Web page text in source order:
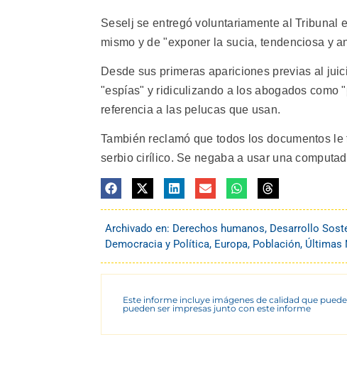
Seselj se entregó voluntariamente al Tribunal
mismo y de "exponer la sucia, tendenciosa y
Desde sus primeras apariciones previas al
"espías" y ridiculizando a los abogados como
referencia a las pelucas que usan.
También reclamó que todos los documentos
serbio cirílico. Se negaba a usar una
Archivado en: Derechos humanos, Desarrollo
Democracia y Política, Europa, Población, Últimas
Este informe incluye imágenes de calidad que
pueden ser impresas junto con este informe